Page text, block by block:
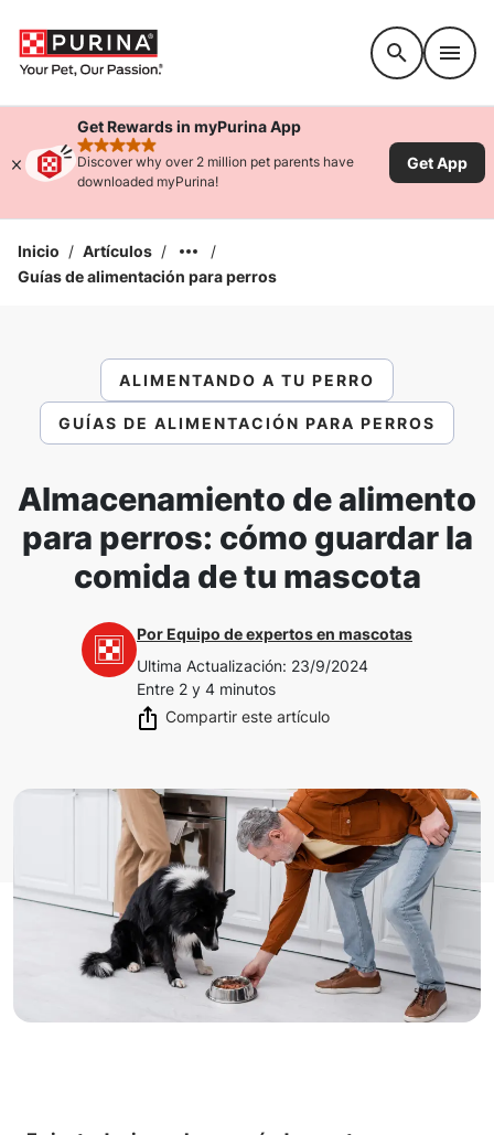
Get Rewards in myPurina App
rated 4.9 stars
Discover why over 2 million pet parents have
downloaded myPurina!
Get App
Inicio / Artículos /
/
Guías de alimentación para perros
ALIMENTANDO A TU PERRO
GUÍAS DE ALIMENTACIÓN PARA PERROS
Almacenamiento de alimento
para perros: cómo guardar la
comida de tu mascota
PorEquipo de expertos en mascotas
Ultima Actualización: 23/9/2024
Entre 2 y 4 minutos
Compartir este artículo